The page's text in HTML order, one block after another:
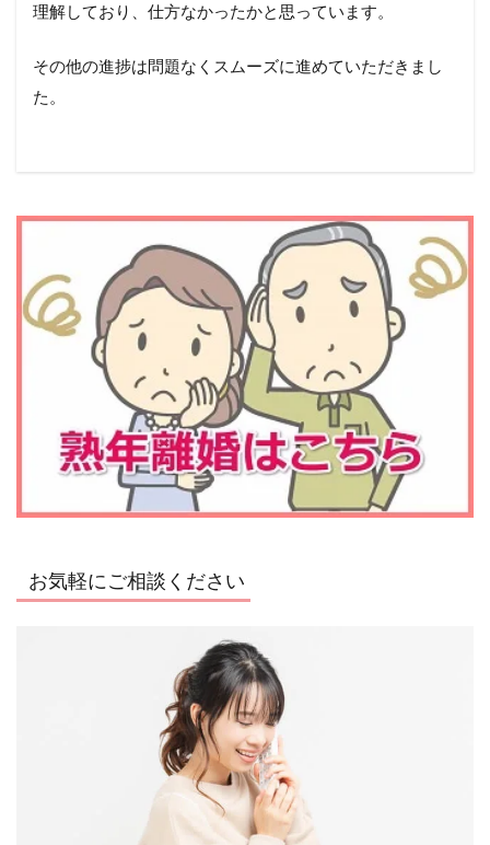
理解しており、仕方なかったかと思っています。
その他の進捗は問題なくスムーズに進めていただきまし
た。
お気軽にご相談ください